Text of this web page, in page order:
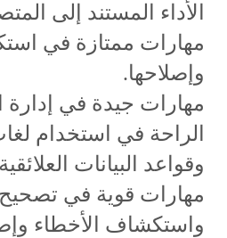
الأداء المستند إلى
مهارات ممتازة في
وإصلاحها.
مهارات جيدة في إدارة
الراحة في استخدام
وقواعد البيانات العلائقية
مهارات قوية في تصحيح
واستكشاف الأخطاء